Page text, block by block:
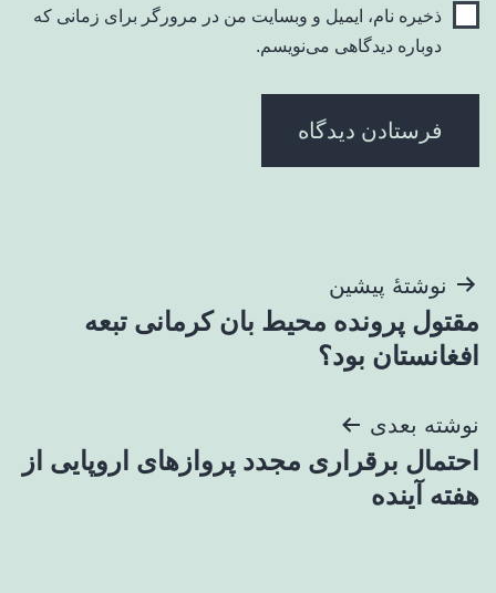
ذخیره نام، ایمیل و وبسایت من در مرورگر برای زمانی که
دوباره دیدگاهی می‌نویسم.
راهبری
نوشته
نوشتهٔ پیشین
مقتول پرونده محیط بان کرمانی تبعه
افغانستان بود؟
نوشته بعدی
احتمال برقراری مجدد پروازهای اروپایی از
هفته آینده